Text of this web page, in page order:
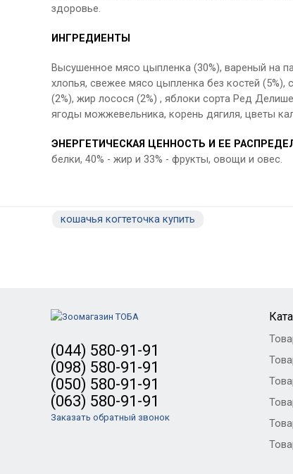
здоровье.
ИНГРЕДИЕНТЫ
Высушенное мясо цыпленка (30%), вареный на
хлопья, свежее мясо цыпленка без костей
(2%), жир лосося (2%) , яблоки сорта Ред
ягоды можжевельника, корень дягиля, цветы
ЭНЕРГЕТИЧЕСКАЯ ЦЕННОСТЬ И ЕЕ
белки, 40% - жир и 33% - фрукты, овощи и овес.
кошачья когтеточка купить
(044) 580-91-91
(098) 580-91-91
(050) 580-91-91
(063) 580-91-91
Заказать обратный звонок